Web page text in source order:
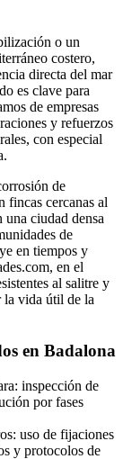
o un
costero,
directa del mar
es clave para
de empresas
y refuerzos
con especial
de
fincas cercanas al
ciudad densa
de
en tiempos y
en el
al salitre y
la vida útil de la
en Badalona
inspección de
por fases
uso de fijaciones
y protocolos de